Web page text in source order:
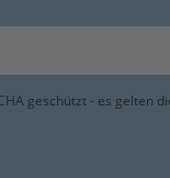
geschützt - es gelten